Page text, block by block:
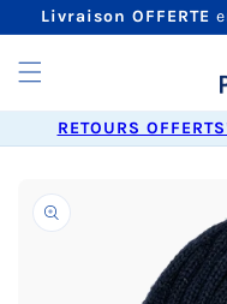
PASSER
CONTENU
Livraison OFFERTE
RETOURS
INFORMATIONS
PRODUITS